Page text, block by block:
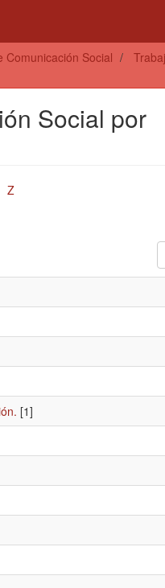
Comunicación Social
Social por
Z
[1]